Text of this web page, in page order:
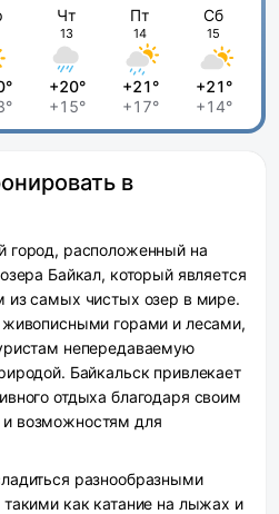
Чт
13
+20°
+15°
Пт
14
+21°
+17°
Сб
15
+21°
+14°
в
город, расположенный на
Байкал, который является
самых чистых озер в мире.
горами и лесами,
непередаваемую
Байкальск привлекает
отдыха благодаря своим
возможностям для
разнообразными
как катание на лыжах и